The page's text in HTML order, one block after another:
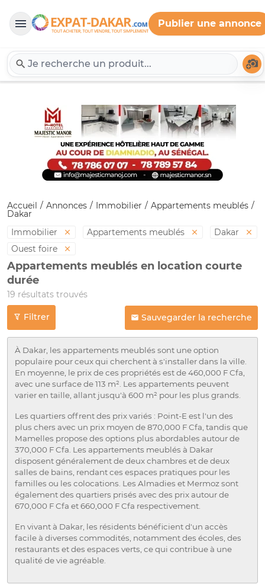
Expat-Dakar
Publier une annonce
Accueil Annonces Immobilier Appartements meublés
Dakar
Immobilier
Appartements meublés
Dakar
Ouest foire
Appartements meublés en location courte
durée
19 résultats trouvés
Filtrer Sauvegarder la recherche
À Dakar, les appartements meublés sont une option
populaire pour ceux qui cherchent à s'installer dans la ville.
En moyenne, le prix de ces propriétés est de 460,000 F Cfa,
avec une surface de 113 m². Les appartements peuvent
varier en taille, allant jusqu'à 600 m² pour les plus grands.
Les quartiers offrent des prix variés : Point-E est l'un des
plus chers avec un prix moyen de 870,000 F Cfa, tandis que
Mamelles propose des options plus abordables autour de
370,000 F Cfa. Les appartements meublés à Dakar
disposent généralement de deux chambres et de deux
salles de bains, rendant ces espaces pratiques pour les
familles ou les colocations. Les Almadies et Mermoz sont
également des quartiers prisés avec des prix autour de
670,000 F Cfa et 660,000 F Cfa respectivement.
En vivant à Dakar, les résidents bénéficient d'un accès
facile à diverses commodités, notamment des écoles, des
restaurants et des espaces verts, ce qui contribue à une
qualité de vie agréable.